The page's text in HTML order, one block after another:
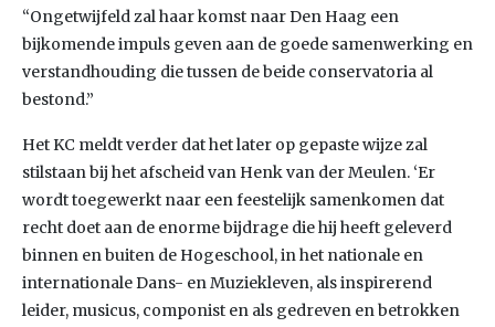
“Ongetwijfeld zal haar komst naar Den Haag een
bijkomende impuls geven aan de goede samenwerking en
verstandhouding die tussen de beide conservatoria al
bestond.”
Het KC meldt verder dat het later op gepaste wijze zal
stilstaan bij het afscheid van Henk van der Meulen. ‘Er
wordt toegewerkt naar een feestelijk samenkomen dat
recht doet aan de enorme bijdrage die hij heeft geleverd
binnen en buiten de Hogeschool, in het nationale en
internationale Dans- en Muziekleven, als inspirerend
leider, musicus, componist en als gedreven en betrokken